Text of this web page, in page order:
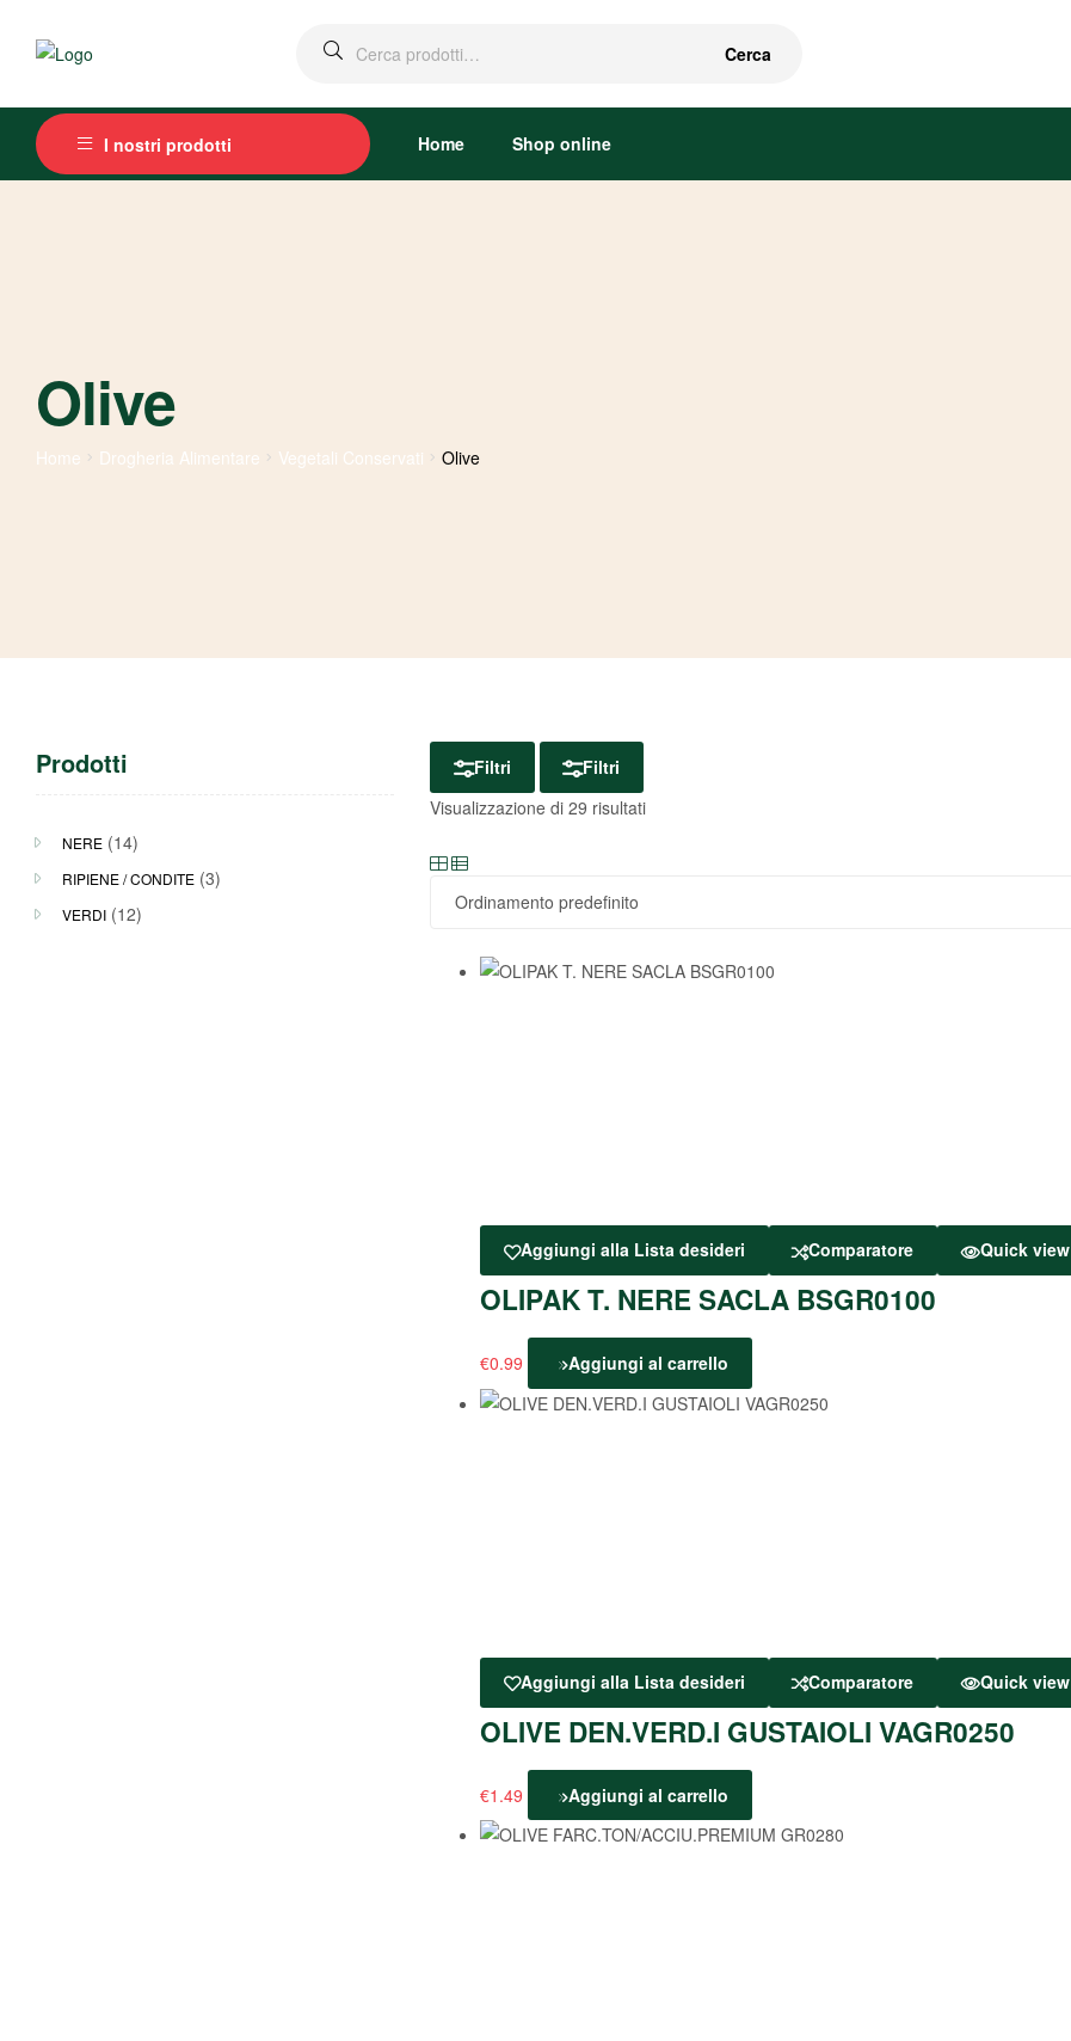
Cerca:
Cerca
I nostri prodotti Home Shop online
Olive
Home Drogheria Alimentare Vegetali Conservati Olive
Filtri
Filtri
Visualizzazione di 29 risultati
Aggiungi alla Lista desideri Comparatore Quick view
OLIPAK T. NERE SACLA BSGR0100
€0.99 Aggiungi al carrello
Aggiungi alla Lista desideri Comparatore Quick view
OLIVE DEN.VERD.I GUSTAIOLI VAGR0250
€1.49 Aggiungi al carrello
Prodotti
NERE (14)
RIPIENE / CONDITE (3)
VERDI (12)